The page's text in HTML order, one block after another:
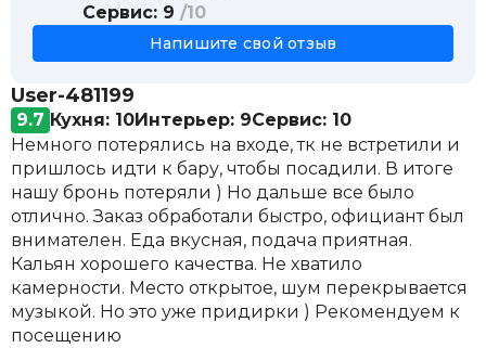
Сервис: 9 /10
Напишите свой отзыв
User-481199
9.7 Кухня: 10Интерьер: 9Сервис: 10
Немного потерялись на входе, тк не встретили и
пришлось идти к бару, чтобы посадили. В итоге
нашу бронь потеряли ) Но дальше все было
отлично. Заказ обработали быстро, официант был
внимателен. Еда вкусная, подача приятная.
Кальян хорошего качества. Не хватило
камерности. Место открытое, шум перекрывается
музыкой. Но это уже придирки ) Рекомендуем к
посещению